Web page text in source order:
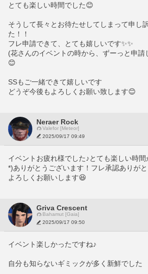
とても楽しい時間でした😊
そうして長々とお待たせしてしまって申し
た！！
フレ申請できて、とても嬉しいです✨✨
(花さんのイベントの時から、ずーっと申請
😊
SSもご一緒できて嬉しいです
どうぞ今後もよろしくお願い致します😊
Neraer Rock
Valefor [Meteor]
2025/09/17 09:49
イベントお疲れ様でした♪とても楽しい時間
*)ありがとうございます！フレ承認ありが
よろしくお願いします😆
Griva Crescent
Bahamut [Gaia]
2025/09/17 09:50
イベント楽しかったですね♪
自分も知らないギミックが多く新鮮でした